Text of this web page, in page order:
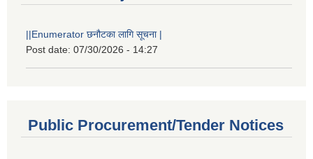
||Enumerator छनौटका लागि सूचना |
Post date: 07/30/2026 - 14:27
Public Procurement/Tender Notices